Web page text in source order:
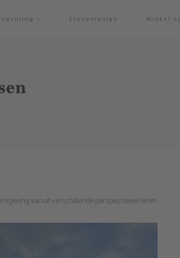
Evenementen Winkel
vanuit verschillende perspectieven leren